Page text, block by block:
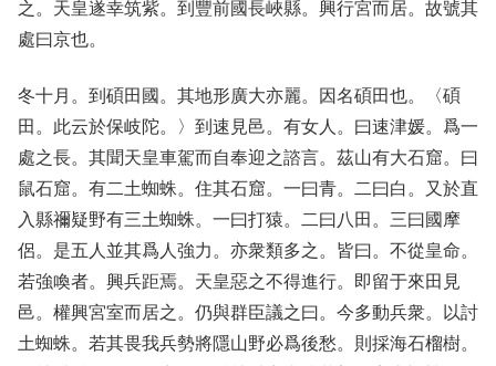
之。天皇遂幸筑紫。到豐前國長峽縣。興行宮而居。故號其
處曰京也。
冬十月。到碩田國。其地形廣大亦麗。因名碩田也。〈碩
田。此云於保岐陀。〉到速見邑。有女人。曰速津媛。爲一
處之長。其聞天皇車駕而自奉迎之諮言。茲山有大石窟。曰
鼠石窟。有二土蜘蛛。住其石窟。一曰青。二曰白。又於直
入縣禰疑野有三土蜘蛛。一曰打猿。二曰八田。三曰國摩
侶。是五人並其爲人強力。亦衆類多之。皆曰。不從皇命。
若強喚者。興兵距焉。天皇惡之不得進行。即留于來田見
邑。權興宮室而居之。仍與群臣議之曰。今多動兵衆。以討
土蜘蛛。若其畏我兵勢將隱山野必爲後愁。則採海石榴樹。